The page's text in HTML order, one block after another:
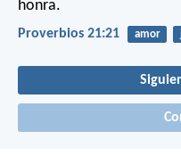
honra.
Proverbios 21:21 amor